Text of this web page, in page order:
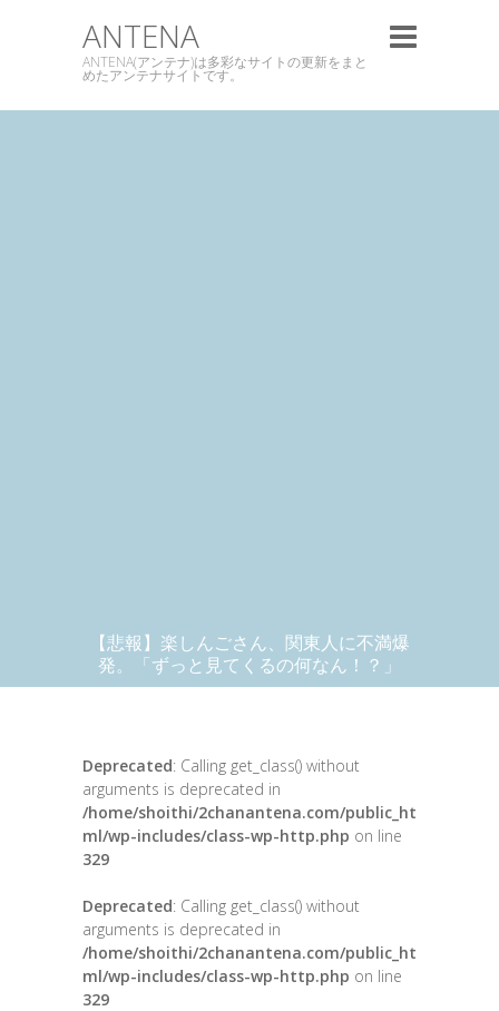
ANTENA
ANTENA(アンテナ)は多彩なサイトの更新をまと
めたアンテナサイトです。
【悲報】楽しんごさん、関東人に不満爆
発。「ずっと見てくるの何なん！？」
Deprecated: Calling get_class() without
arguments is deprecated in
/home/shoithi/2chanantena.com/public_ht
ml/wp-includes/class-wp-http.php on line
329
Deprecated: Calling get_class() without
arguments is deprecated in
/home/shoithi/2chanantena.com/public_ht
ml/wp-includes/class-wp-http.php on line
329